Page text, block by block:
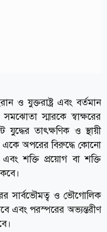
ও যুক্তরাষ্ট্র এবং বর্তমান
স্মারকে স্বাক্ষরের
যুদ্ধের তাৎক্ষণিক ও স্থায়ী
একে অপরের বিরুদ্ধে কোনো
শক্তি প্রয়োগ বা শক্তি
সার্বভৌমত্ব ও ভৌগোলিক
এবং পরস্পরের অভ্যন্তরীণ